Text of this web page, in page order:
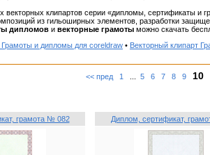
векторных клипартов серии «дипломы, сертификаты и
из гильоширных элементов, разработки
дипломов и векторные грамоты можно скачать
Грамоты и дипломы для coreldraw • Векторный клипарт
<< пред 1 5 6 7 8 9 10
грамота № 082 Диплом, сертификат,